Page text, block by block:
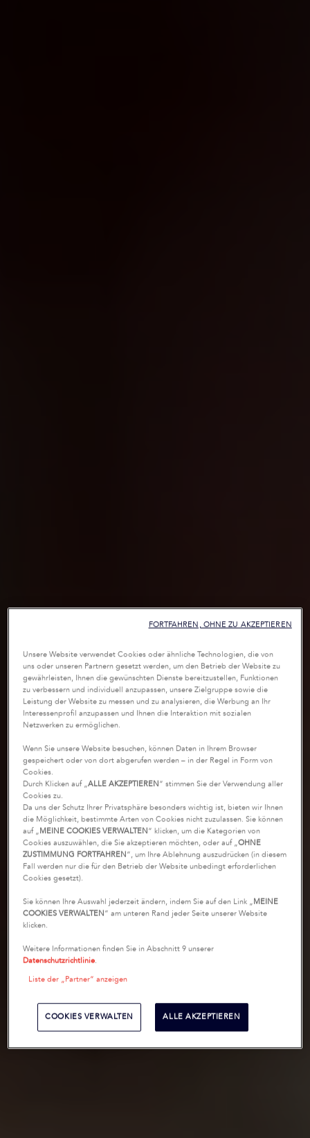
Unsere Website verwendet Cookies oder ähnliche Technologien, die von
uns oder unseren Partnern gesetzt werden, um den Betrieb der Website zu
gewährleisten, Ihnen die gewünschten Dienste bereitzustellen, Funktionen
zu verbessern und individuell anzupassen, unsere Zielgruppe sowie die
Leistung der Website zu messen und zu analysieren, die Werbung an Ihr
Interessenprofil anzupassen und Ihnen die Interaktion mit sozialen
Netzwerken zu ermöglichen.
Wenn Sie unsere Website besuchen, können Daten in Ihrem Browser
gespeichert oder von dort abgerufen werden – in der Regel in Form von
Cookies.
Durch Klicken auf „ALLE AKZEPTIEREN“ stimmen Sie der Verwendung aller
Cookies zu.
Da uns der Schutz Ihrer Privatsphäre besonders wichtig ist, bieten wir Ihnen
die Möglichkeit, bestimmte Arten von Cookies nicht zuzulassen. Sie können
auf „MEINE COOKIES VERWALTEN“ klicken, um die Kategorien von
Cookies auszuwählen, die Sie akzeptieren möchten, oder auf „OHNE
ZUSTIMMUNG FORTFAHREN“, um Ihre Ablehnung auszudrücken (in diesem
Fall werden nur die für den Betrieb der Website unbedingt erforderlichen
Cookies gesetzt).
Sie können Ihre Auswahl jederzeit ändern, indem Sie auf den Link „MEINE
COOKIES VERWALTEN“ am unteren Rand jeder Seite unserer Website
klicken.
Weitere Informationen finden Sie in Abschnitt 9 unserer
Datenschutzrichtlinie.
Liste der „Partner“ anzeigen
COOKIES VERWALTEN ALLE AKZEPTIEREN
FORTFAHREN, OHNE ZU AKZEPTIEREN